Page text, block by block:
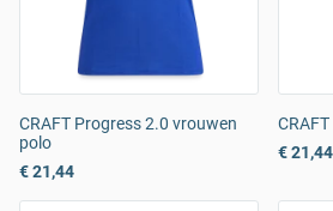
CRAFT Progress 2.0 vrouwen
polo
€ 21,44
€ 21,44